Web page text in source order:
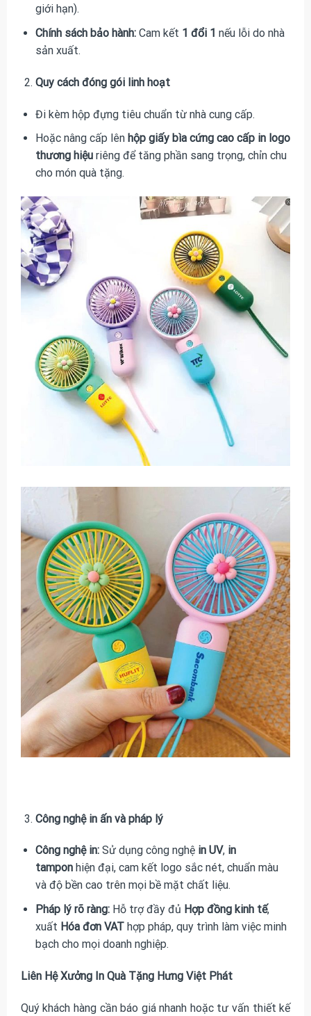
giới hạn).
Chính sách bảo hành:Cam kết 1 đổi 1 nếu lỗi do nhà
sản xuất.
Quy cách đóng gói linh hoạt
Đi kèm hộp đựng tiêu chuẩn từ nhà cung cấp.
Hoặc nâng cấp lên hộp giấy bìa cứng cao cấp in logo
thương hiệuriêng để tăng phần sang trọng, chỉn chu
cho món quà tặng.
Công nghệ in ấn và pháp lý
Công nghệ in:Sử dụng công nghệ in UV, in
tamponhiện đại, cam kết logo sắc nét, chuẩn màu
và độ bền cao trên mọi bề mặt chất liệu.
Pháp lý rõ ràng:Hỗ trợ đầy đủ Hợp đồng kinh tế,
xuất Hóa đơn VAThợp pháp, quy trình làm việc minh
bạch cho mọi doanh nghiệp.
Liên Hệ Xưởng In Quà Tặng Hưng Việt Phát
Quý khách hàng cần báo giá nhanh hoặc tư vấn thiết kế